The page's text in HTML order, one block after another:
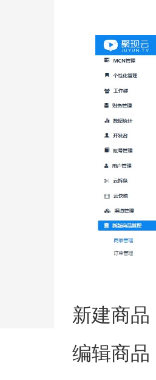
新建商
编辑商品